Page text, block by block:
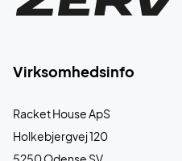
Virksomhedsinfo
Racket House ApS
Holkebjergvej 120